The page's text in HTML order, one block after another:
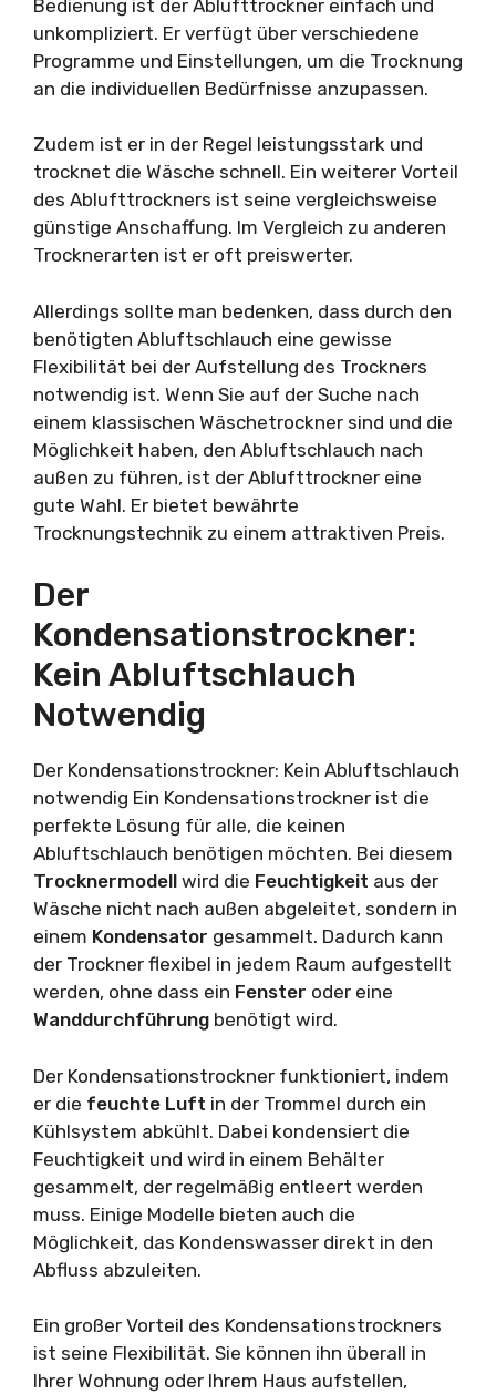
Bedienung ist der Ablufttrockner einfach und
unkompliziert. Er verfügt über verschiedene
Programme und Einstellungen, um die Trocknung
an die individuellen Bedürfnisse anzupassen.
Zudem ist er in der Regel leistungsstark und
trocknet die Wäsche schnell. Ein weiterer Vorteil
des Ablufttrockners ist seine vergleichsweise
günstige Anschaffung. Im Vergleich zu anderen
Trocknerarten ist er oft preiswerter.
Allerdings sollte man bedenken, dass durch den
benötigten Abluftschlauch eine gewisse
Flexibilität bei der Aufstellung des Trockners
notwendig ist. Wenn Sie auf der Suche nach
einem klassischen Wäschetrockner sind und die
Möglichkeit haben, den Abluftschlauch nach
außen zu führen, ist der Ablufttrockner eine
gute Wahl. Er bietet bewährte
Trocknungstechnik zu einem attraktiven Preis.
Der
Kondensationstrockner:
Kein Abluftschlauch
Notwendig
Der Kondensationstrockner: Kein Abluftschlauch
notwendig Ein Kondensationstrockner ist die
perfekte Lösung für alle, die keinen
Abluftschlauch benötigen möchten. Bei diesem
Trocknermodell wird die Feuchtigkeit aus der
Wäsche nicht nach außen abgeleitet, sondern in
einem Kondensator gesammelt. Dadurch kann
der Trockner flexibel in jedem Raum aufgestellt
werden, ohne dass ein Fenster oder eine
Wanddurchführung benötigt wird.
Der Kondensationstrockner funktioniert, indem
er die feuchte Luft in der Trommel durch ein
Kühlsystem abkühlt. Dabei kondensiert die
Feuchtigkeit und wird in einem Behälter
gesammelt, der regelmäßig entleert werden
muss. Einige Modelle bieten auch die
Möglichkeit, das Kondenswasser direkt in den
Abfluss abzuleiten.
Ein großer Vorteil des Kondensationstrockners
ist seine Flexibilität. Sie können ihn überall in
Ihrer Wohnung oder Ihrem Haus aufstellen,